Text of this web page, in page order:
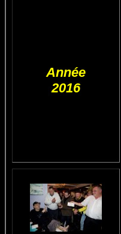
Année
2016